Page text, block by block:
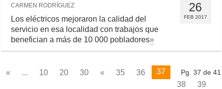
26
FEB 2017
CARMEN RODRÍGUEZ
Los eléctricos mejoraron la calidad del
servicio en esa localidad con trabajos que
benefician a más de 10 000 pobladores»
Pg. 37 de 41
« ... 10 20 30 « 35 36
37
38
39